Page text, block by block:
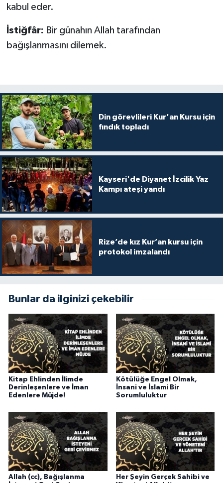
kabul eder.
İstiğfâr: Bir günahın Allah tarafından
bağışlanmasını dilemek.
Din görevlileri Kur'an Kursu için
fındık topladı
Kayseri'de Diyanet İzcilik Yaz
Kampı ateşi yandı
Rize’de kız Kur’an kursu için
protokol imzalandı
Bunlar da ilginizi çekebilir
Kitap Ehlinden İlimde
Derinleşenlere ve İman
Edenlere Müjde!
Kötülüğe Engel Olmak,
İnsani ve İslami Bir
Sorumluluktur
Allah (cc), Bağışlanma
Her Şeyin Gerçek Sahibi ve
Diyarbakır Müftülüğü
Elazığ Müftülüğü
Erzincan Müftülüğü
Erzurum Müftülüğü
Eskişehir Müftülüğü
Gaziantep Müftülüğü
Giresun Müftülüğü
Gümüşhane Müftülüğü
Hakkari Müftülüğü
Hatay Müftülüğü
Iğdır Müftülüğü
Isparta Müftülüğü
İstanbul Müftülüğü
İzmir Müftülüğü
Kahramanmaraş Müftülüğü
Karabük Müftülüğü
İhtida Haberleri